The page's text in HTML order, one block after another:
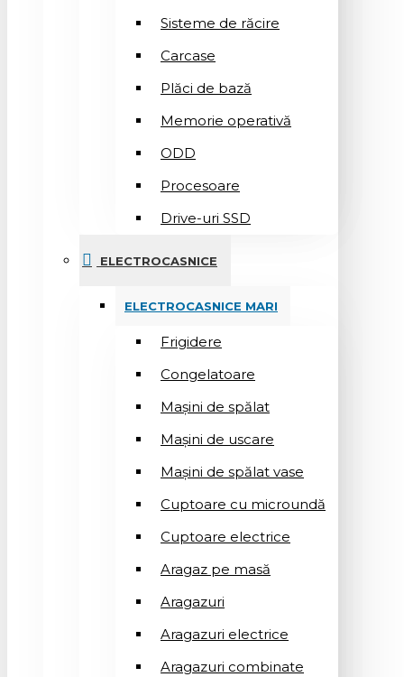
Sisteme de răcire
Carcase
Plăci de bază
Memorie operativă
ODD
Procesoare
Drive-uri SSD
ELECTROCASNICE
ELECTROCASNICE MARI
Frigidere
Congelatoare
Mașini de spălat
Mașini de uscare
Mașini de spălat vase
Cuptoare cu microundă
Cuptoare electrice
Aragaz pe masă
Aragazuri
Aragazuri electrice
Aragazuri combinate